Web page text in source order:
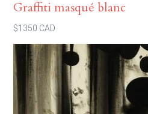
Graffiti masqué blanc
$1350 CAD